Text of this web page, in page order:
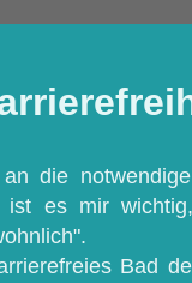
die
ist es mir
Bad